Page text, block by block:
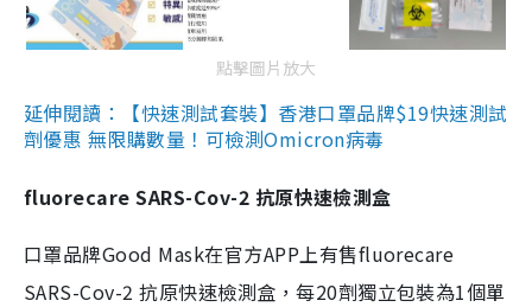
點擊圖片放大
延伸閱讀：【快速測試套裝】香港口罩品牌$19快速測試
劑優惠 無限購數量！可檢測Omicron病毒
fluorecare SARS-Cov-2 抗原快速檢測盒
口罩品牌Good Mask在官方APP上有售fluorecare
SARS-Cov-2 抗原快速檢測盒，每20劑獨立包裝為1個單